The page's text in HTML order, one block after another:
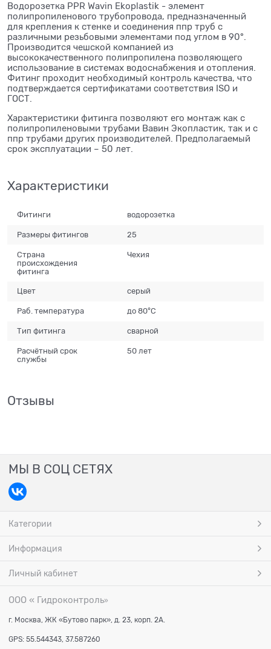
Водорозетка PPR Wavin Ekoplastik - элемент
полипропиленового трубопровода, предназначенный
для крепления к стенке и соединения ппр труб с
различными резьбовыми элементами под углом в 90°.
Производится чешской компанией из
высококачественного полипропилена позволяющего
использование в системах водоснабжения и отопления.
Фитинг проходит необходимый контроль качества, что
подтверждается сертификатами соответствия ISO и
ГОСТ.
Характеристики фитинга позволяют его монтаж как с
полипропиленовыми трубами Вавин Экопластик, так и с
ппр трубами других производителей. Предполагаемый
срок эксплуатации – 50 лет.
Характеристики
Фитинги водорозетка
Размеры фитингов 25
Страна
происхождения
фитинга
Чехия
Цвет серый
Раб. температура до 80°С
Тип фитинга сварной
Расчётный срок
службы
50 лет
Отзывы
МЫ В СОЦ СЕТЯХ
Категории
Информация
Личный кабинет
ООО « Гидроконтроль»
г. Москва, ЖК «Бутово парк», д. 23, корп. 2А.
GPS: 55.544343, 37.587260